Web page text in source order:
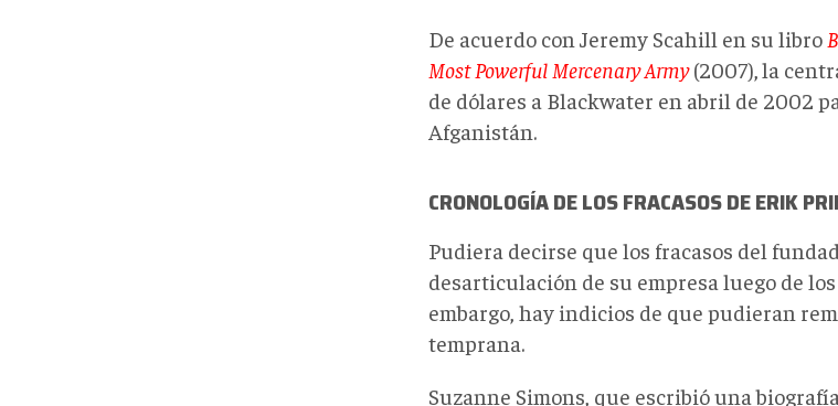
De acuerdo con Jeremy Scahill en su libro
Most Powerful Mercenary Army(2007),la
de dólares a Blackwater en abril de 2002
Afganistán.
CRONOLOGÍA DE LOS FRACASOS DE ERIK
Pudiera decirse que los fracasos del
desarticulación de su empresa luego de
embargo, hay indicios de que pudieran
temprana.
Suzanne Simons, que escribió una